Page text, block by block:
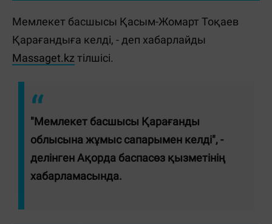
Мемлекет басшысы Қасым-Жомарт Тоқаев
Қарағандыға келді, - деп хабарлайды
Massaget.kz тілшісі.
"Мемлекет басшысы Қарағанды
облысына жұмыс сапарымен келді", -
делінген Ақорда баспасөз қызметінің
хабарламасында.